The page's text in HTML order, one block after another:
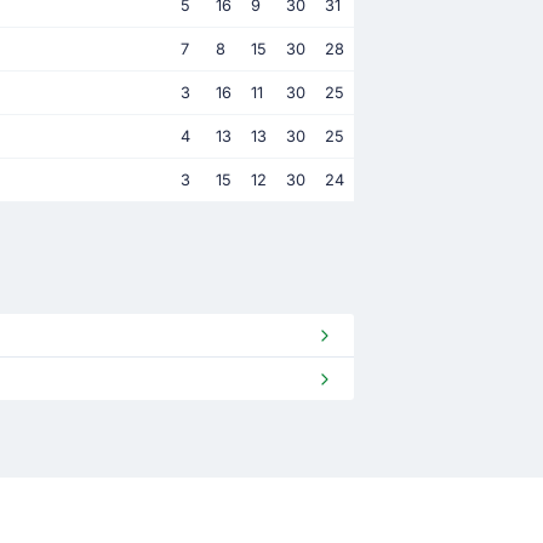
5 16 9 30 31
7 8 15 30 28
3 16 11 30 25
4 13 13 30 25
3 15 12 30 24